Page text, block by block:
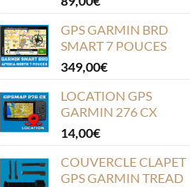
GPS GARMIN BRD
SMART 7 POUCES
349,00€
LOCATION GPS
GARMIN 276 CX
14,00€
COUVERCLE CLAPET
GPS GARMIN TREAD